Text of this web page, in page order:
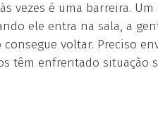
vezes é uma barreira.
ele entra na sala, a
voltar. Preciso
têm enfrentado situação